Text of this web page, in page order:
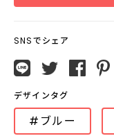
SNSでシェア
デザインタグ
#ブルー